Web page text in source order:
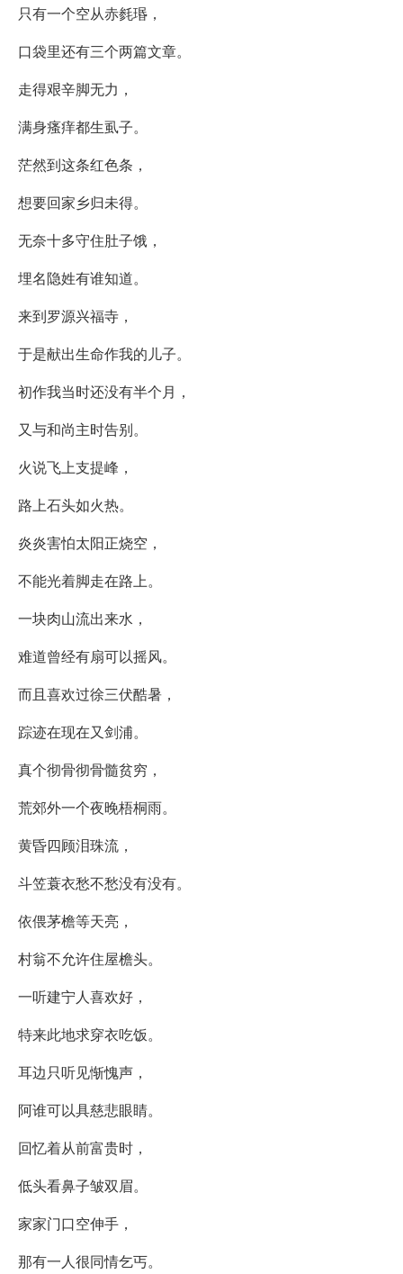
只有一个空从赤毵瑉，
口袋里还有三个两篇文章。
走得艰辛脚无力，
满身瘙痒都生虱子。
茫然到这条红色条，
想要回家乡归未得。
无奈十多守住肚子饿，
埋名隐姓有谁知道。
来到罗源兴福寺，
于是献出生命作我的儿子。
初作我当时还没有半个月，
又与和尚主时告别。
火说飞上支提峰，
路上石头如火热。
炎炎害怕太阳正烧空，
不能光着脚走在路上。
一块肉山流出来水，
难道曾经有扇可以摇风。
而且喜欢过徐三伏酷暑，
踪迹在现在又剑浦。
真个彻骨彻骨髓贫穷，
荒郊外一个夜晚梧桐雨。
黄昏四顾泪珠流，
斗笠蓑衣愁不愁没有没有。
依偎茅檐等天亮，
村翁不允许住屋檐头。
一听建宁人喜欢好，
特来此地求穿衣吃饭。
耳边只听见惭愧声，
阿谁可以具慈悲眼睛。
回忆着从前富贵时，
低头看鼻子皱双眉。
家家门口空伸手，
那有一人很同情乞丐。